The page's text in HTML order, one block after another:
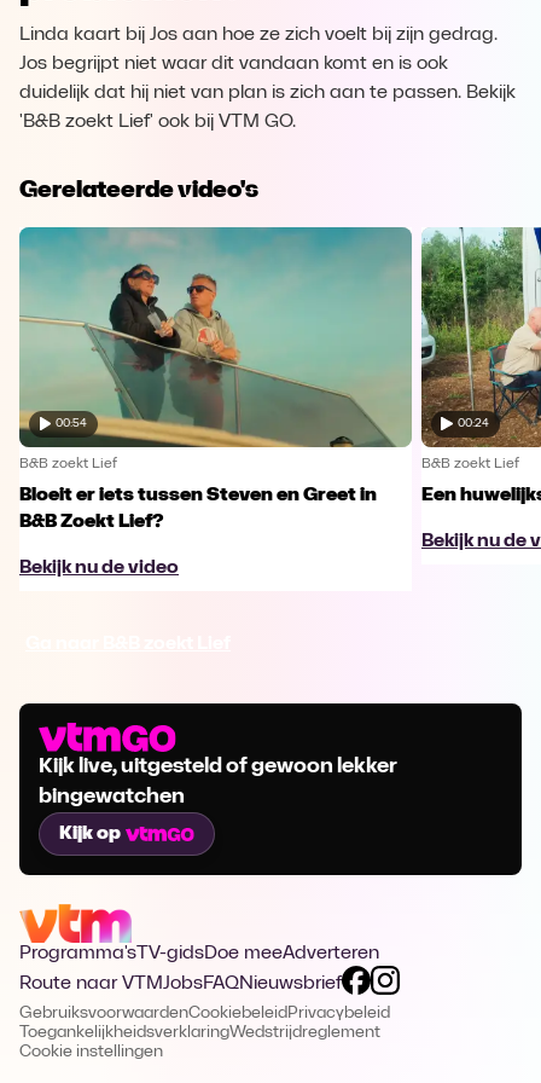
Linda kaart bij Jos aan hoe ze zich voelt bij zijn gedrag.
Jos begrijpt niet waar dit vandaan komt en is ook
duidelijk dat hij niet van plan is zich aan te passen. Bekijk
'B&B zoekt Lief' ook bij VTM GO.
Gerelateerde video's
00:54
B&B zoekt Lief
Bloeit er iets tussen Steven en Greet in
B&B Zoekt Lief?
Bekijk nu de video
00:24
B&B zoekt Lief
Een
Bekijk nu de
Kijk live, uitgesteld of gewoon lekker
bingewatchen
Kijk op
Programma's TV-gidsDoe meeAdverteren
Route naar VTMJobsFAQNieuwsbrief
GebruiksvoorwaardenCookiebeleid Privacybeleid
ToegankelijkheidsverklaringWedstrijdreglement
Cookie instellingen